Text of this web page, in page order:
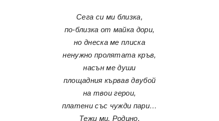
Сега си ми близка,
по-близка от майка дори,
но днеска ме плиска
ненужно пролятата кръв,
насън ме души
площадния кървав двубой
на твои герои,
платени със чужди пари…
Тежи ми, Родино,